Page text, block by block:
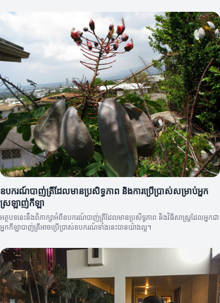
ឧបករណ៍បាញ់ត្រីដែលមានប្រសិទ្ធភាព និងការប្រើប្រាស់សម្រាប់អ្នក
ស្រឡាញ់កីឡា
អត្ថបទនេះនឹងពិភាក្សាអំពីឧបករណ៍បាញ់ត្រីដែលមានប្រសិទ្ធភាព និងវិធីសាស្ត្រដែលអ្នកជា
អ្នកកីឡាបាញ់ត្រីអាចប្រើប្រាស់ឧបករណ៍ទាំងនេះបានយ៉ាងល្អ។